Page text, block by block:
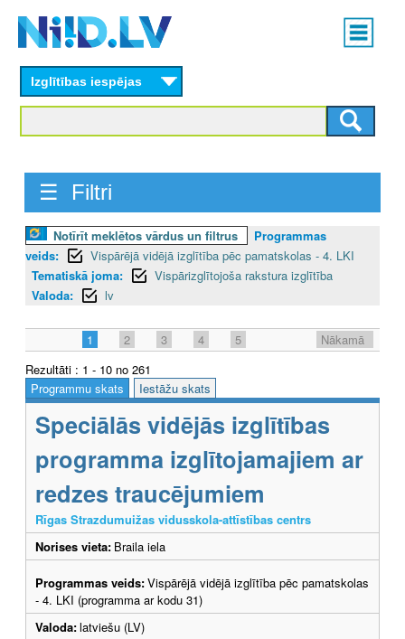
content
Main
menu
Izglītības iespējas
☰ Filtri
Notīrīt meklētos vārdus un filtrus
Programmas
veids:
Vispārējā vidējā izglītība pēc pamatskolas - 4. LKI
Tematiskā joma:
Vispārizglītojoša rakstura izglītība
Valoda:
lv
1 2 3 4 5
Nākamā
Rezultāti : 1 - 10 no 261
Programmu skats
Iestāžu skats
Speciālās vidējās izglītības
programma izglītojamajiem ar
redzes traucējumiem
Rīgas Strazdumuižas vidusskola-attīstības centrs
Norises vieta: Braila iela
Programmas veids:Vispārējā vidējā izglītība pēc pamatskolas
- 4. LKI (programma ar kodu 31)
Valoda:latviešu (LV)